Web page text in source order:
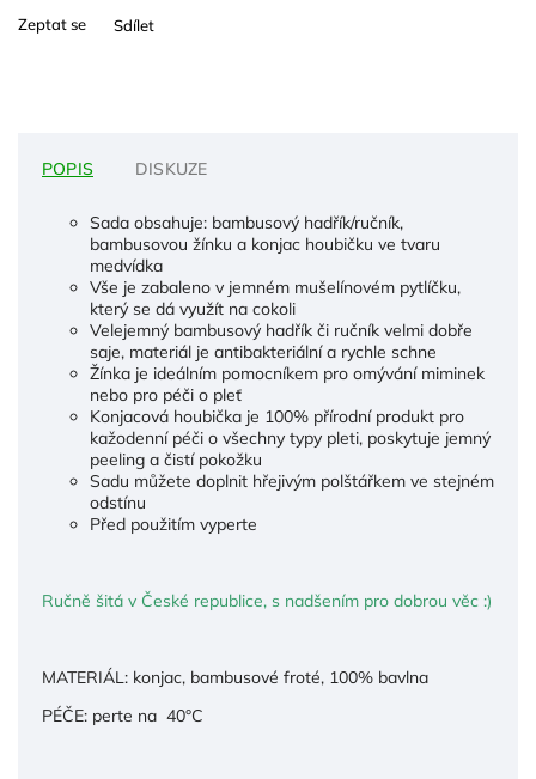
Zeptat se Sdílet
POPIS DISKUZE
Sada obsahuje: bambusový hadřík/ručník,
bambusovou žínku a konjac houbičku ve tvaru
medvídka
Vše je zabaleno v jemném mušelínovém pytlíčku,
který se dá využít na cokoli
Velejemný bambusový hadřík či ručník velmi dobře
saje, materiál je antibakteriální a rychle schne
Žínka je ideálním pomocníkem pro omývání miminek
nebo pro péči o pleť
Konjacová houbička je 100% přírodní produkt pro
kažodenní péči o všechny typy pleti, poskytuje jemný
peeling a čistí pokožku
Sadu můžete doplnit hřejivým polštářkem ve stejném
odstínu
Před použitím vyperte
Ručně šitá v České republice, s nadšením pro dobrou věc :)
MATERIÁL: konjac, bambusové froté, 100% bavlna
PÉČE: perte na 40°C